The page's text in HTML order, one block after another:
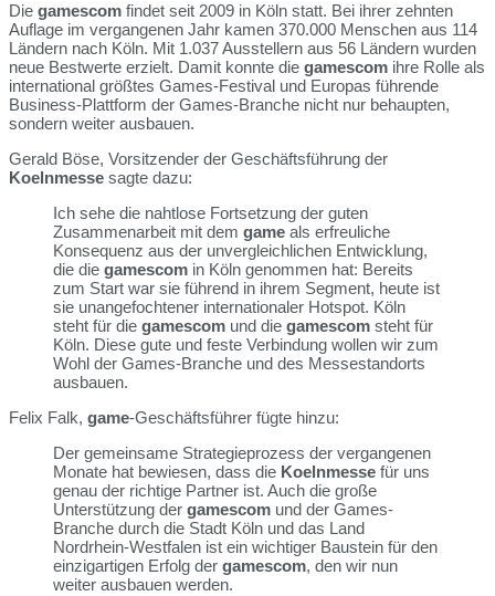
Die gamescom findet seit 2009 in Köln statt. Bei ihrer zehnten
Auflage im vergangenen Jahr kamen 370.000 Menschen aus 114
Ländern nach Köln. Mit 1.037 Ausstellern aus 56 Ländern wurden
neue Bestwerte erzielt. Damit konnte die gamescom ihre Rolle als
international größtes Games-Festival und Europas führende
Business-Plattform der Games-Branche nicht nur behaupten,
sondern weiter ausbauen.
Gerald Böse, Vorsitzender der Geschäftsführung der
Koelnmesse sagte dazu:
Ich sehe die nahtlose Fortsetzung der guten
Zusammenarbeit mit dem game als erfreuliche
Konsequenz aus der unvergleichlichen Entwicklung,
die die gamescom in Köln genommen hat: Bereits
zum Start war sie führend in ihrem Segment, heute ist
sie unangefochtener internationaler Hotspot. Köln
steht für die gamescom und die gamescom steht für
Köln. Diese gute und feste Verbindung wollen wir zum
Wohl der Games-Branche und des Messestandorts
ausbauen.
Felix Falk, game-Geschäftsführer fügte hinzu:
Der gemeinsame Strategieprozess der vergangenen
Monate hat bewiesen, dass die Koelnmesse für uns
genau der richtige Partner ist. Auch die große
Unterstützung der gamescom und der Games-
Branche durch die Stadt Köln und das Land
Nordrhein-Westfalen ist ein wichtiger Baustein für den
einzigartigen Erfolg der gamescom, den wir nun
weiter ausbauen werden.